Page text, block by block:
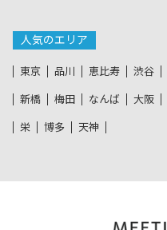
人気のエリア
東京 品川 恵比寿 渋谷
新橋 梅田 なんば 大阪
栄 博多 天神